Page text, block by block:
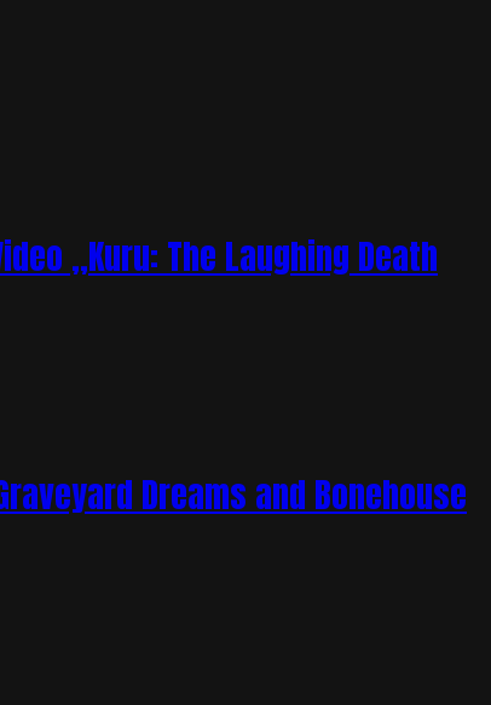
„Kuru: The Laughing Death
Dreams and Bonehouse